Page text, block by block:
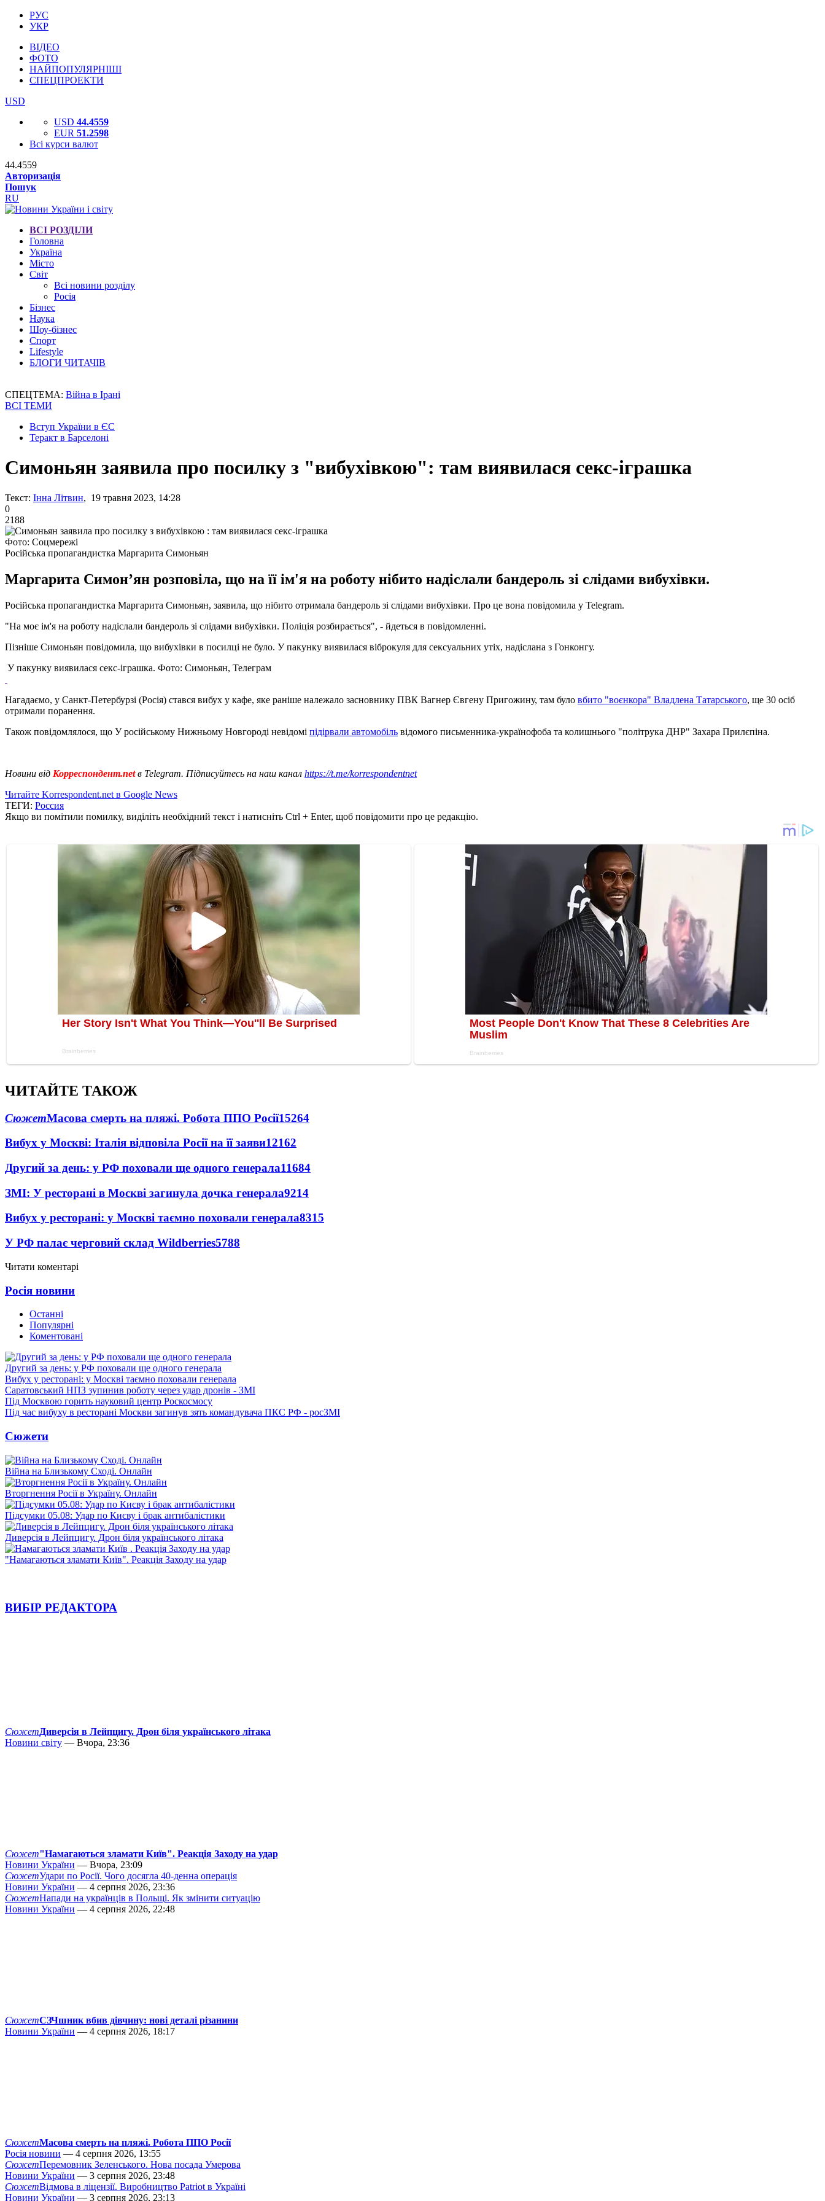
РУС
УКР
ВІДЕО
ФОТО
НАЙПОПУЛЯРНІШІ
СПЕЦПРОЕКТИ
USD
USD 44.4559
EUR 51.2598
Всі курси валют
44.4559
Авторизація
Пошук
RU
ВСІ РОЗДІЛИ
Головна
Україна
Місто
Світ
Всі новини розділу
Росія
Бізнес
Наука
Шоу-бізнес
Спорт
Lifestyle
БЛОГИ ЧИТАЧІВ
СПЕЦТЕМА: Війна в Ірані
ВСІ ТЕМИ
Вступ України в ЄС
Теракт в Барселоні
Симоньян заявила про посилку з "вибухівкою": там виявилася секс-іграшка
Текст: Інна Літвин, 19 травня 2023, 14:28
0
2188
Фото: Соцмережі
Російська пропагандистка Маргарита Симоньян
Маргарита Симон’ян розповіла, що на її ім'я на роботу нібито надіслали бандероль зі слідами вибухівки.
Російська пропагандистка Маргарита Симоньян, заявила, що нібито отримала бандероль зі слідами вибухівки. Про це вона повідомила у Telegram.
"На моє ім'я на роботу надіслали бандероль зі слідами вибухівки. Поліція розбирається", - йдеться в повідомленні.
Пізніше Симоньян повідомила, що вибухівки в посилці не було. У пакунку виявилася віброкуля для сексуальних утіх, надіслана з Гонконгу.
У пакунку виявилася секс-іграшка. Фото: Симоньян, Телеграм
Нагадаємо, у Санкт-Петербурзі (Росія) стався вибух у кафе, яке раніше належало засновнику ПВК Вагнер Євгену Пригожину, там було вбито "воєнкора" Владлена Татарського, ще 30 осіб
отримали поранення.
Також повідомлялося, що У російському Нижньому Новгороді невідомі підірвали автомобіль відомого письменника-українофоба та колишнього "політрука ДНР" Захара Прилєпіна.
Новини від Корреспондент.netв Telegram. Підписуйтесь на наш канал https://t.me/korrespondentnet
Читайте Korrespondent.net в Google News
ТЕГИ: Россия
Якщо ви помітили помилку, виділіть необхідний текст і натисніть Ctrl + Enter, щоб повідомити про це редакцію.
ЧИТАЙТЕ ТАКОЖ
СюжетМасова смерть на пляжі. Робота ППО Росії15264
Вибух у Москві: Італія відповіла Росії на її заяви12162
Другий за день: у РФ поховали ще одного генерала11684
ЗМІ: У ресторані в Москві загинула дочка генерала9214
Вибух у ресторані: у Москві таємно поховали генерала8315
У РФ палає черговий склад Wildberries5788
Читати коментарі
Росія новини
Останні
Популярні
Коментовані
Другий за день: у РФ поховали ще одного генерала
Вибух у ресторані: у Москві таємно поховали генерала
Саратовський НПЗ зупинив роботу через удар дронів - ЗМІ
Під Москвою горить науковий центр Роскосмосу
Під час вибуху в ресторані Москви загинув зять командувача ПКС РФ - росЗМІ
Сюжети
Війна на Близькому Сході. Онлайн
Вторгнення Росії в Україну. Онлайн
Підсумки 05.08: Удар по Києву і брак антибалістики
Диверсія в Лейпцигу. Дрон біля українського літака
"Намагаються зламати Київ". Реакція Заходу на удар
ВИБІР РЕДАКТОРА
СюжетДиверсія в Лейпцигу. Дрон біля українського літака
Новини світу — Вчора, 23:36
Сюжет"Намагаються зламати Київ". Реакція Заходу на удар
Новини України — Вчора, 23:09
СюжетУдари по Росії. Чого досягла 40-денна операція
Новини України — 4 серпня 2026, 23:36
СюжетНапади на українців в Польщі. Як змінити ситуацію
Новини України — 4 серпня 2026, 22:48
СюжетСЗЧшник вбив дівчину: нові деталі різанини
Новини України — 4 серпня 2026, 18:17
СюжетМасова смерть на пляжі. Робота ППО Росії
Росія новини — 4 серпня 2026, 13:55
СюжетПеремовник Зеленського. Нова посада Умерова
Новини України — 3 серпня 2026, 23:48
СюжетВідмова в ліцензії. Виробництво Patriot в Україні
Новини України — 3 серпня 2026, 23:13